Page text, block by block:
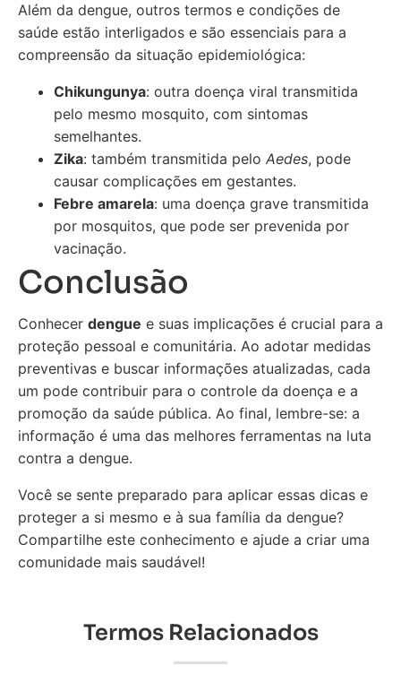
Além da dengue, outros termos e condições de
saúde estão interligados e são essenciais para a
compreensão da situação epidemiológica:
Chikungunya: outra doença viral transmitida
pelo mesmo mosquito, com sintomas
semelhantes.
Zika: também transmitida pelo Aedes, pode
causar complicações em gestantes.
Febre amarela: uma doença grave transmitida
por mosquitos, que pode ser prevenida por
vacinação.
Conclusão
Conhecer dengue e suas implicações é crucial para a
proteção pessoal e comunitária. Ao adotar medidas
preventivas e buscar informações atualizadas, cada
um pode contribuir para o controle da doença e a
promoção da saúde pública. Ao final, lembre-se: a
informação é uma das melhores ferramentas na luta
contra a dengue.
Você se sente preparado para aplicar essas dicas e
proteger a si mesmo e à sua família da dengue?
Compartilhe este conhecimento e ajude a criar uma
comunidade mais saudável!
Termos Relacionados